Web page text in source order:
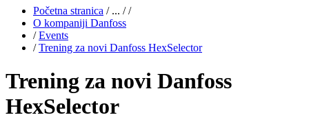
Početna stranica /... / /
O kompaniji Danfoss
/ Events
/ Trening za novi Danfoss HexSelector
Trening za novi Danfoss
HexSelector